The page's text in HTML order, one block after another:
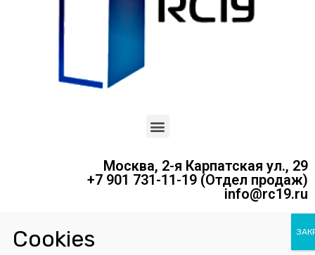
Москва, 2-я Карпатская ул., 29
+7 901 731-11-19 (Отдел продаж)
info@rc19.ru
Политика конфиденциальности